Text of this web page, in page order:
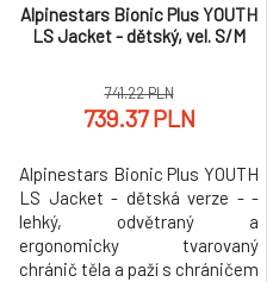
Alpinestars Bionic Plus YOUTH
LS Jacket - dětský, vel. S/M
741.22 PLN
739.37 PLN
Alpinestars Bionic Plus YOUTH
LS Jacket - dětská verze - -
lehký, odvětraný a
ergonomicky tvarovaný
chránič těla a paží s chráničem